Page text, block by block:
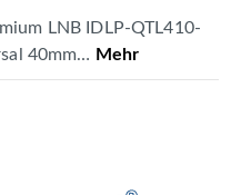
LNB IDLP-QTL410-
40mm… Mehr